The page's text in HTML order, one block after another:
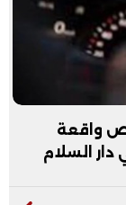
واقعة
السلام